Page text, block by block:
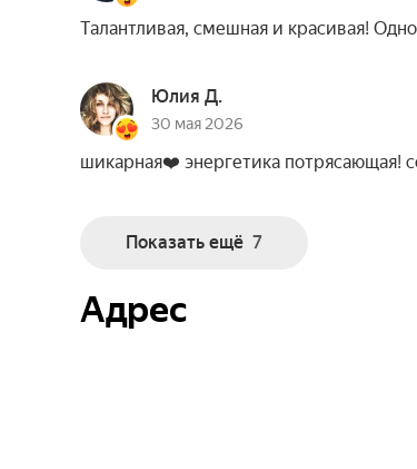
Талантливая, смешная и красивая!
Юлия Д.
30 мая 2026
шикарная❤️ энергетика потрясающая!
Показать ещё 7
Адрес